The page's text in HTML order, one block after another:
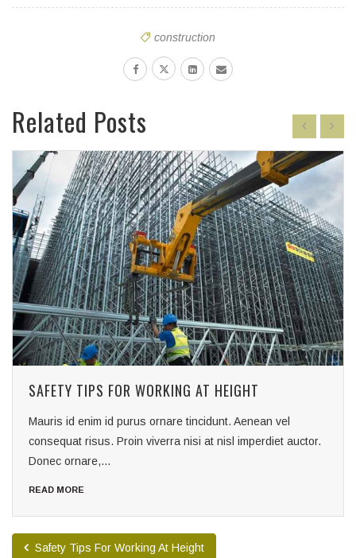
construction
Related Posts
SAFETY TIPS FOR WORKING AT HEIGHT
Mauris id enim id purus ornare tincidunt. Aenean vel
consequat risus. Proin viverra nisi at nisl imperdiet auctor.
Donec ornare,...
READ MORE
Safety Tips For Working At Height